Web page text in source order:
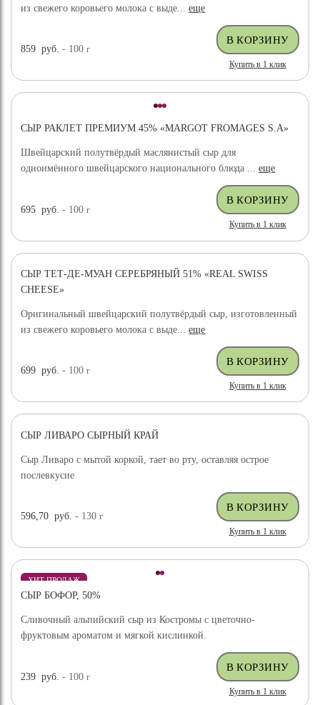
из свежего коровьего молока с выде...еще
859 руб. - 100г
Купить в 1 клик
СЫР РАКЛЕТ ПРЕМИУМ 45% «MARGOT FROMAGES S.A»
Швейцарский полутвёрдый маслянистый сыр для
одноимённого швейцарского национального блюда ...еще
695 руб. - 100г
Купить в 1 клик
СЫР ТЕТ-ДЕ-МУАН СЕРЕБРЯНЫЙ 51% «REAL SWISS
CHEESE»
Оригинальный швейцарский полутвёрдый сыр, изготовленный
из свежего коровьего молока с выде...еще
699 руб. - 100г
Купить в 1 клик
СЫР ЛИВАРО СЫРНЫЙ КРАЙ
Сыр Ливаро с мытой коркой, тает во рту, оставляя острое
послевкусие
596,70 руб. - 130г
Купить в 1 клик
ХИТ ПРОДАЖ
СЫР БОФОР, 50%
Сливочный альпийский сыр из Костромы с цветочно-
фруктовым ароматом и мягкой кислинкой.
239 руб. - 100г
Купить в 1 клик